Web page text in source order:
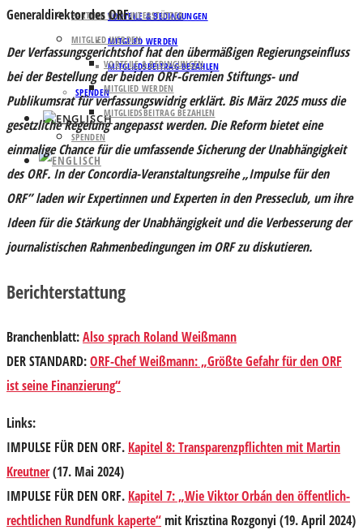
VORTEILE & BEDINGUNGEN
MITGLIED WERDEN
MITGLIEDSBEITRAG BEZAHLEN
SPENDEN
PARTNER UND UNTERSTÜTZER
MITGLIED WERDEN
VORTEILE & BEDINGUNGEN
MITGLIED WERDEN
MITGLIEDSBEITRAG BEZAHLEN
SPENDEN
Generaldirektor des ORF.
Der Verfassungsgerichtshof hat den übermäßigen Regierungseinfluss
bei der Bestellung der beiden ORF-Gremien Stiftungs- und
Publikumsrat für verfassungswidrig erklärt. Bis März 2025 muss die
gesetzliche Regelung angepasst werden. Die Reform bietet eine
einmalige Chance für die umfassende Sicherung der Unabhängigkeit
des ORF. In der Concordia-Veranstaltungsreihe „Impulse für den
ORF” laden wir Expertinnen und Experten in den Presseclub, um ihre
Ideen für die Stärkung der Unabhängigkeit und die Verbesserung der
journalistischen Rahmenbedingungen im ORF zu diskutieren.
Berichterstattung
Branchenblatt:Also sprach Roland Weißmann
DER STANDARD:ORF-Chef Weißmann: „Größte Gefahr für den ORF
ist seine Finanzierung“
Links:
IMPULSE FÜR DEN ORF. Kapitel 8: Transparenzpflichten mit Martin
Kreutner(17. Mai 2024)
IMPULSE FÜR DEN ORF. Kapitel 7: „Wie Viktor Orbán den öffentlich-
rechtlichen Rundfunk kaperte“mit Krisztina Rozgonyi (19. April 2024)